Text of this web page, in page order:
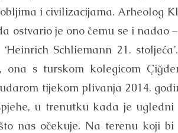
i civilizacijama. Arheolog
ostvario je ono čemu se i nadao
Schliemann 21.
s turskom kolegicom
tijekom plivanja 2014.
u trenutku kada je ugledni
nas očekuje. Na terenu koji